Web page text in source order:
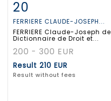
Item detail
20
FERRIERE CLAUDE-JOSEPH...
FERRIERE Claude-Joseph de
Dictionnaire de Droit et...
200 - 300 EUR
Result 210 EUR
Result without fees